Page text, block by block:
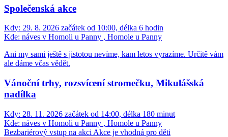
Společenská akce
Kdy: 29. 8. 2026 začátek od 10:00, délka 6 hodin
Kde: náves v Homoli u Panny , Homole u Panny
Ani my sami ještě s jistotou nevíme, kam letos vyrazíme. Určitě vám
ale dáme včas vědět.
Vánoční trhy, rozsvícení stromečku, Mikulášská
nadílka
Kdy: 28. 11. 2026 začátek od 14:00, délka 180 minut
Kde: náves v Homoli u Panny , Homole u Panny
Bezbariérový vstup na akci Akce je vhodná pro děti